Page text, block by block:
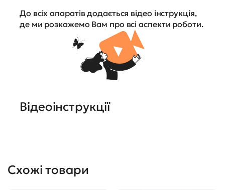
До всіх апаратів додається відео інструкція,
де ми розкажемо Вам про всі аспекти роботи.
Відеоінструкції
Схожі товари